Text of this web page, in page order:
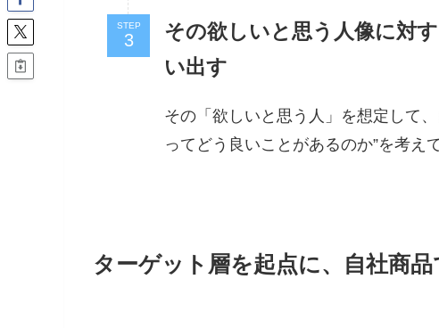
STEP
その欲しいと思う人像に対
い出す
その「欲しいと思う人」を想定して
ってどう良いことがあるのか”を考え
ターゲット層を起点に、自社商